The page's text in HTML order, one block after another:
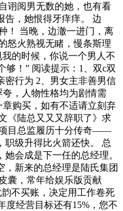
诩阅男无数的她，也有看
告，她恨得牙痒痒。 边
当晚，边澈一进门，离
怒火熟视无睹，慢条斯理
的时候，你说一个男人不
！” 阅读提示：1、双c双
密行为 2、男女主非善男信
，人物性格均为剧情需
购买，如有不适请立刻弃
《陆总又又又辞职了》求
目总监履历十分传奇——
职级升得比火箭还快。 总
会成是下一任的总经理。
，新来的总经理是陆氏集团
囊，常年给娱乐版贡献
不买账，决定用工作卷死
度经营目标还有15%，您不